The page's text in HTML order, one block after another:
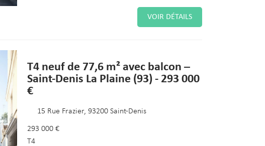
VOIR DÉTAILS
T4 neuf de 77,6 m² avec balcon –
Saint-Denis La Plaine (93) - 293 000
€
15 Rue Frazier, 93200 Saint-Denis
293 000 €
T4